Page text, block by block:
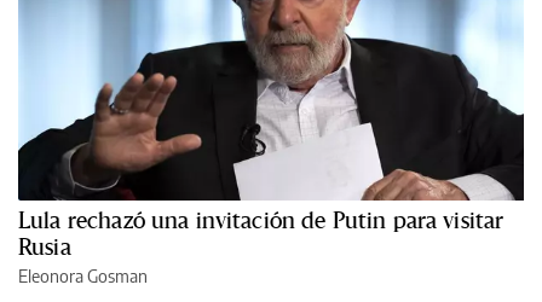
Lula rechazó una invitación de Putin para visitar
Rusia
Eleonora Gosman